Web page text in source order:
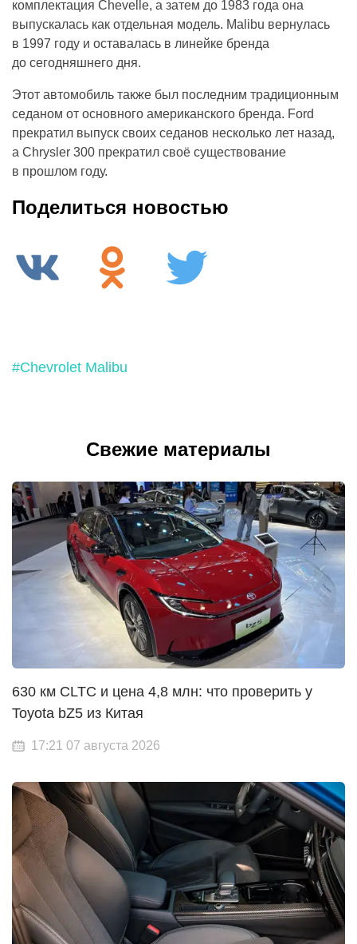
комплектация Chevelle, а затем до 1983 года она
выпускалась как отдельная модель. Malibu вернулась
в 1997 году и оставалась в линейке бренда
до сегодняшнего дня.
Этот автомобиль также был последним традиционным
седаном от основного американского бренда. Ford
прекратил выпуск своих седанов несколько лет назад,
а Chrysler 300 прекратил своё существование
в прошлом году.
Поделиться новостью
#Chevrolet Malibu
Свежие материалы
630 км CLTC и цена 4,8 млн: что проверить у
Toyota bZ5 из Китая
17:21 07 августа 2026